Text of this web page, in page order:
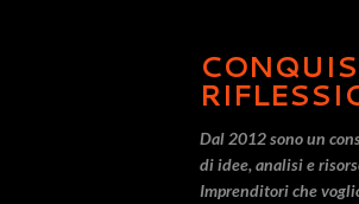
Dal 2012 sono un
di idee, analisi e
Imprenditori che